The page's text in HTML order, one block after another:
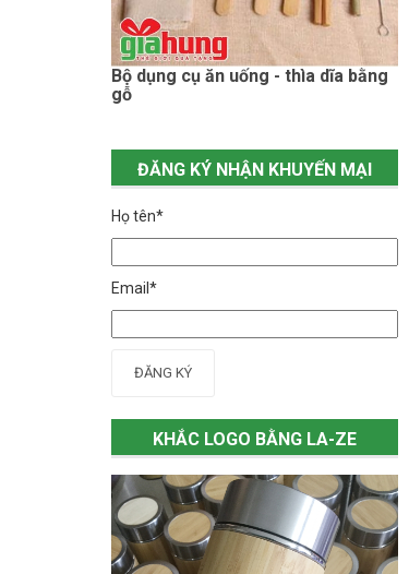
Bộ dụng cụ ăn uống - thìa dĩa bằng
gỗ
ĐĂNG KÝ NHẬN KHUYẾN MẠI
Họ tên*
Email*
ĐĂNG KÝ
KHẮC LOGO BẰNG LA-ZE